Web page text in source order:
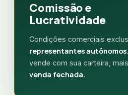
Comissão e
Lucratividade
Condições comerciais
representantes autônomos
vende com sua carteira, mais
venda fechada.